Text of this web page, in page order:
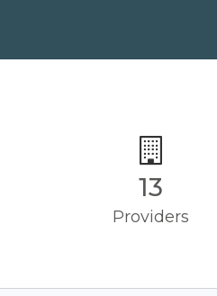
13
Providers